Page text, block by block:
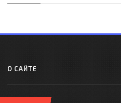
О САЙТЕ